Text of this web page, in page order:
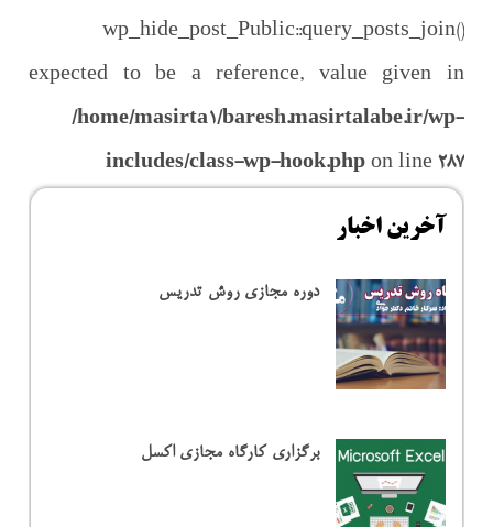
wp_hide_post_Public::query_posts_join()
expected to be a reference, value given in
/home/masirta1/baresh.masirtalabe.ir/wp-
includes/class-wp-hook.phpon line 287
آخرین اخبار
دوره مجازی روش تدریس
برگزاری کارگاه مجازی اکسل